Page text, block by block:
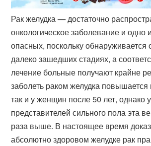
Рак желудка — достаточно
онкологическое заболевание и одно
опасных, поскольку обнаруживается
далеко зашедших стадиях, а
лечение больные получают крайне
заболеть раком желудка повышается
так и у женщин после 50 лет, однако у
представителей сильного пола эта
раза выше. В настоящее время
абсолютно здоровом желудке рак